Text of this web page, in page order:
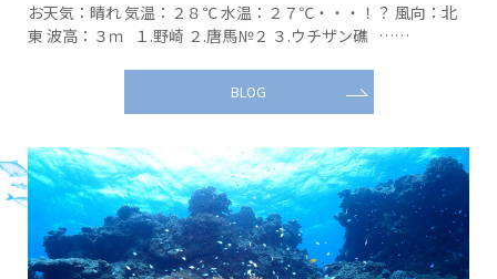
お天気：晴れ 気温：２８℃ 水温：２７℃・・・！？ 風向：北
東 波高：３ｍ １.野崎 ２.唐馬№２ ３.ウチザン礁 ……
BLOG